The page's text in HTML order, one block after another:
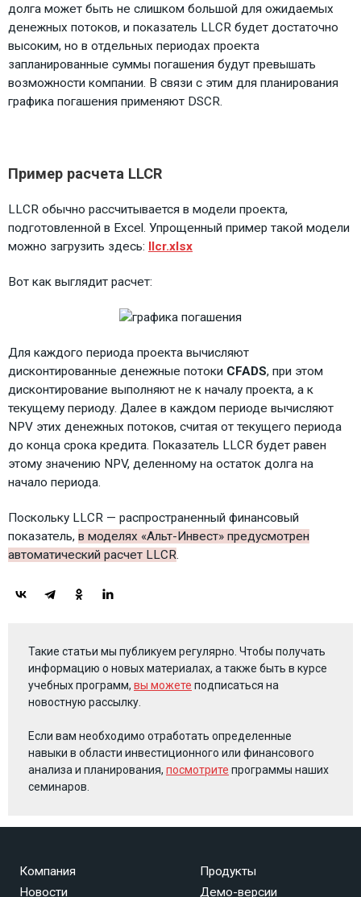
долга может быть не слишком большой для ожидаемых
денежных потоков, и показатель LLCR будет достаточно
высоким, но в отдельных периодах проекта
запланированные суммы погашения будут превышать
возможности компании. В связи с этим для планирования
графика погашения применяют DSCR.
Пример расчета LLCR
LLCR обычно рассчитывается в модели проекта,
подготовленной в Excel. Упрощенный пример такой модели
можно загрузить здесь: llcr.xlsx
Вот как выглядит расчет:
Для каждого периода проекта вычисляют
дисконтированные денежные потоки CFADS, при этом
дисконтирование выполняют не к началу проекта, а к
текущему периоду. Далее в каждом периоде вычисляют
NPV этих денежных потоков, считая от текущего периода
до конца срока кредита. Показатель LLCR будет равен
этому значению NPV, деленному на остаток долга на
начало периода.
Поскольку LLCR — распространенный финансовый
показатель, в моделях «Альт-Инвест» предусмотрен
автоматический расчет LLCR.
Такие статьи мы публикуем регулярно. Чтобы получать
информацию о новых материалах, а также быть в курсе
учебных программ, вы можете подписаться на
новостную рассылку.
Если вам необходимо отработать определенные
навыки в области инвестиционного или финансового
анализа и планирования, посмотрите программы наших
семинаров.
Компания
Новости
Продукты
Демо-версии